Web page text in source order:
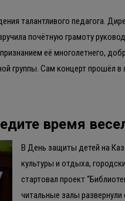
талантливого педагога.
почётную грамоту
её многолетнего,
группы. Сам концерт прошёл
время
В День защиты детей на
культуры и отдыха,
стартовал проект
читальные залы